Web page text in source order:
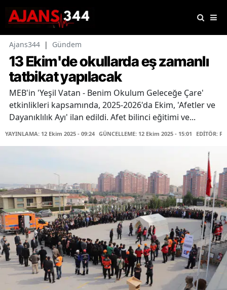
Ajans344 | Gündem
13 Ekim'de okullarda eş zamanlı
tatbikat yapılacak
MEB'in 'Yeşil Vatan - Benim Okulum Geleceğe Çare'
etkinlikleri kapsamında, 2025-2026'da Ekim, 'Afetler ve
Dayanıklılık Ayı' ilan edildi. Afet bilinci eğitimi ve...
YAYINLAMA: 12 Ekim 2025 - 09:24 GÜNCELLEME: 12 Ekim 2025 - 15:01 EDİTÖR: